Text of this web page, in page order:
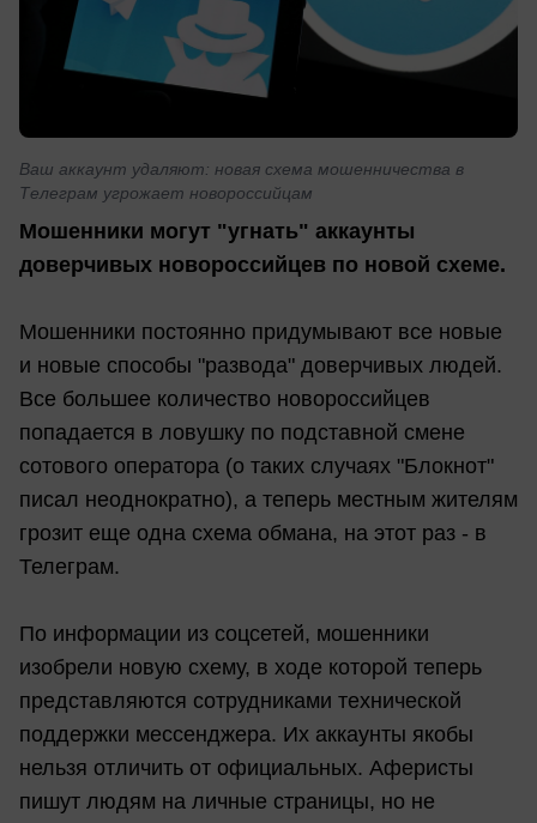
Ваш аккаунт удаляют: новая схема мошенничества в
Телеграм угрожает новороссийцам
Мошенники могут "угнать" аккаунты
доверчивых новороссийцев по новой схеме.
Мошенники постоянно придумывают все новые
и новые способы "развода" доверчивых людей.
Все большее количество новороссийцев
попадается в ловушку по подставной смене
сотового оператора (о таких случаях "Блокнот"
писал неоднократно), а теперь местным жителям
грозит еще одна схема обмана, на этот раз - в
Телеграм.
По информации из соцсетей, мошенники
изобрели новую схему, в ходе которой теперь
представляются сотрудниками технической
поддержки мессенджера. Их аккаунты якобы
нельзя отличить от официальных. Аферисты
пишут людям на личные страницы, но не